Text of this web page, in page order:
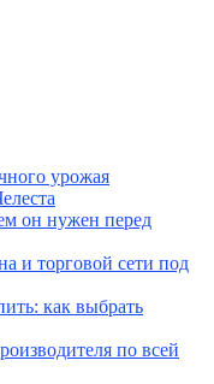
урожая
он нужен перед
и торговой сети под
как выбрать
по всей